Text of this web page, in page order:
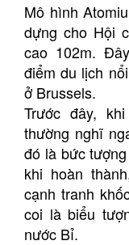
Mô hình
dựng cho Hội
cao 102m.
điểm du lịch
ở Brussels.
Trước đây,
thường nghĩ
đó là bức
khi hoàn
cạnh tranh
coi là biểu
nước Bỉ.